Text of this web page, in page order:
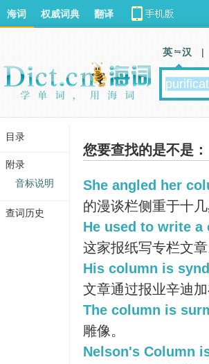
您要查找的是不是：
She angled her
的漫谈栏侧重于十几
He used to write
这家报纸写专栏文章
His column is
文章通过报业辛迪
The column is
雕像。
Nelson's Column
海词 权威词典 翻译
英 汉 |
目录
附录
音标说明
查词历史